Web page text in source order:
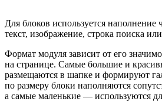
Для блоков используется наполнение
текст, изображение, строка поиска
Формат модуля зависит от его
на странице. Самые большие и
размещаются в шапке и формируют
по размеру блоки наполняются
а самые маленькие — используются